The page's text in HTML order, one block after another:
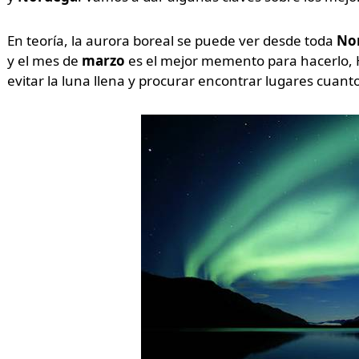
En teoría, la aurora boreal se puede ver desde toda
y el mes de marzo es el mejor memento para
evitar la luna llena y procurar encontrar lugares